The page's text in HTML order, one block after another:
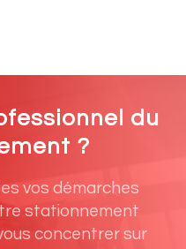
du
?
vos démarches
stationnement
concentrer sur